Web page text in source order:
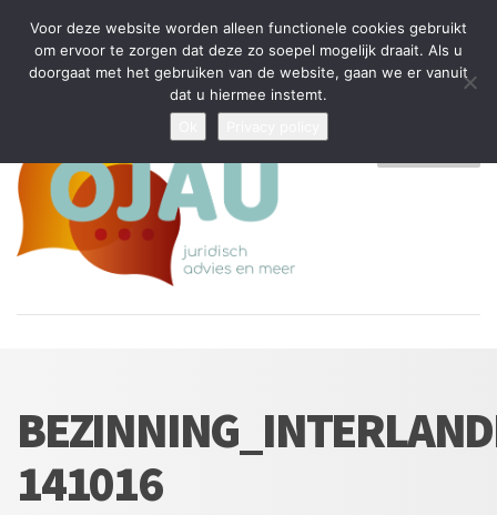
Tijdelijke stop: wegens drukte kan ik beperkt nieuwe zaken aannemen
en vragen beantwoorden
Algemene Voorwaarden
Disclaimer Privacybeleid
141016
Voor deze website worden alleen functionele cookies gebruikt
om ervoor te zorgen dat deze zo soepel mogelijk draait. Als u
doorgaat met het gebruiken van de website, gaan we er vanuit
dat u hiermee instemt.